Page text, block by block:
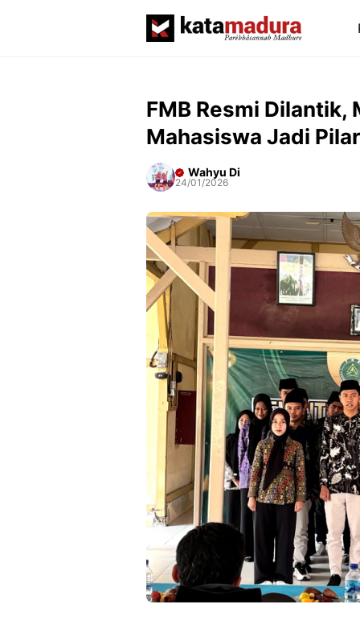
FMB Resmi Dilantik,
Mahasiswa Jadi
Wahyu Di
24/01/2026